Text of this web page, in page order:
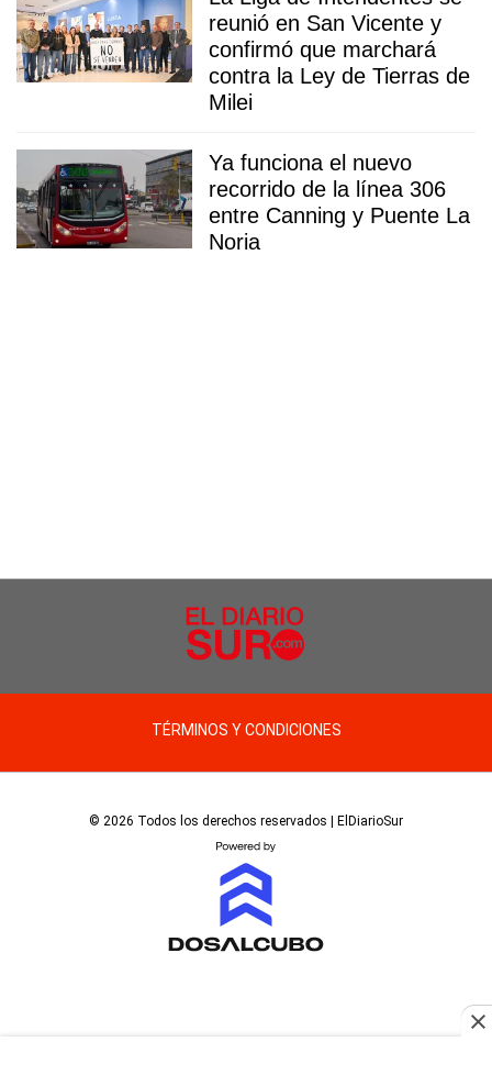
reunió en San Vicente y
confirmó que marchará
contra la Ley de Tierras de
Milei
Ya funciona el nuevo
recorrido de la línea 306
entre Canning y Puente La
Noria
TÉRMINOS Y CONDICIONES
© 2026 Todos los derechos reservados | ElDiarioSur